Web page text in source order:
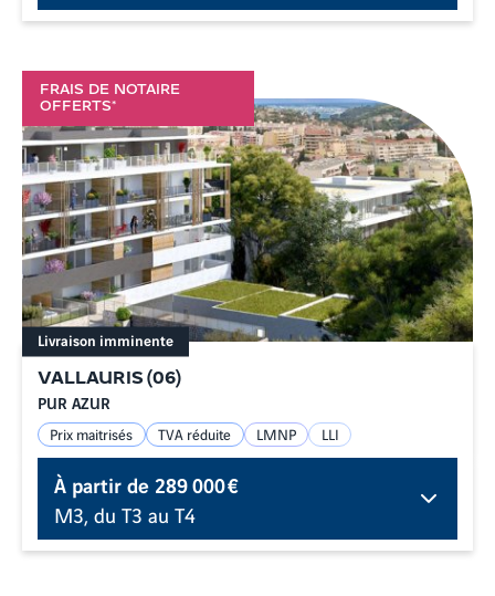
FRAIS DE NOTAIRE
OFFERTS*
VALLAURIS(06)
PUR AZUR
Livraison imminente
Prix maitrisés TVA réduite LMNP LLI
À partir de289 000 €
M3, du T3 au T4